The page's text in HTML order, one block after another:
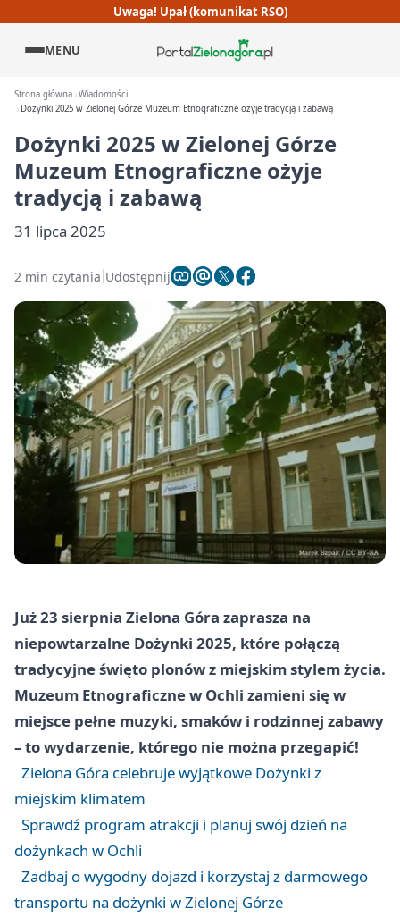
Uwaga! Upał (komunikat RSO)
MENU
Strona główna Wiadomości
Dożynki 2025 w Zielonej Górze Muzeum Etnograficzne ożyje tradycją i zabawą
Dożynki 2025 w Zielonej Górze
Muzeum Etnograficzne ożyje
tradycją i zabawą
31 lipca 2025
2 min czytania Udostępnij
Już 23 sierpnia Zielona Góra zaprasza na
niepowtarzalne Dożynki 2025, które połączą
tradycyjne święto plonów z miejskim stylem życia.
Muzeum Etnograficzne w Ochli zamieni się w
miejsce pełne muzyki, smaków i rodzinnej zabawy
– to wydarzenie, którego nie można przegapić!
Zielona Góra celebruje wyjątkowe Dożynki z
miejskim klimatem
Sprawdź program atrakcji i planuj swój dzień na
dożynkach w Ochli
Zadbaj o wygodny dojazd i korzystaj z darmowego
transportu na dożynki w Zielonej Górze